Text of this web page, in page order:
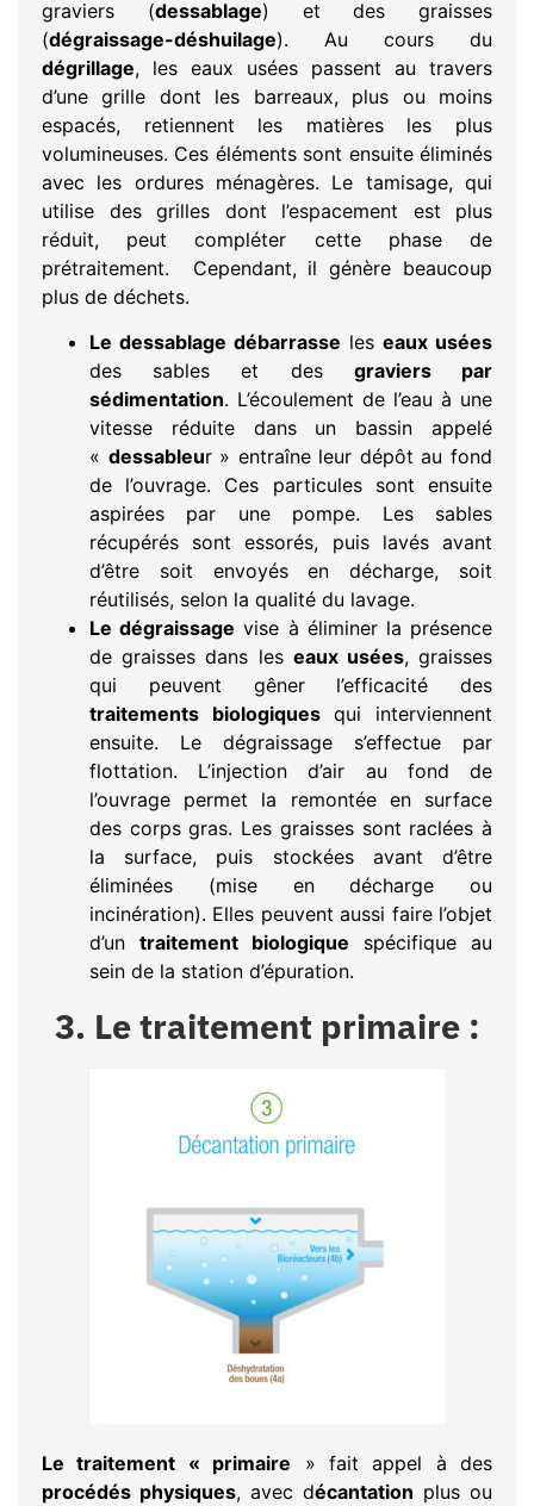
graviers (dessablage) et des graisses
(dégraissage-déshuilage). Au cours du
dégrillage, les eaux usées passent au travers
d’une grille dont les barreaux, plus ou moins
espacés, retiennent les matières les plus
volumineuses. Ces éléments sont ensuite éliminés
avec les ordures ménagères. Le tamisage, qui
utilise des grilles dont l’espacement est plus
réduit, peut compléter cette phase de
prétraitement. Cependant, il génère beaucoup
plus de déchets.
Le dessablage débarrasse les eaux usées
des sables et des graviers par
sédimentation. L’écoulement de l’eau à une
vitesse réduite dans un bassin appelé
« dessableur » entraîne leur dépôt au fond
de l’ouvrage. Ces particules sont ensuite
aspirées par une pompe. Les sables
récupérés sont essorés, puis lavés avant
d’être soit envoyés en décharge, soit
réutilisés, selon la qualité du lavage.
Le dégraissage vise à éliminer la présence
de graisses dans les eaux usées, graisses
qui peuvent gêner l’efficacité des
traitements biologiquesqui interviennent
ensuite. Le dégraissage s’effectue par
flottation. L’injection d’air au fond de
l’ouvrage permet la remontée en surface
des corps gras. Les graisses sont raclées à
la surface, puis stockées avant d’être
éliminées (mise en décharge ou
incinération). Elles peuvent aussi faire l’objet
d’un traitement biologique spécifique au
sein de la station d’épuration.
3. Le traitement primaire :
Le traitement « primaire » fait appel à des
procédés physiques, avec décantation plus ou